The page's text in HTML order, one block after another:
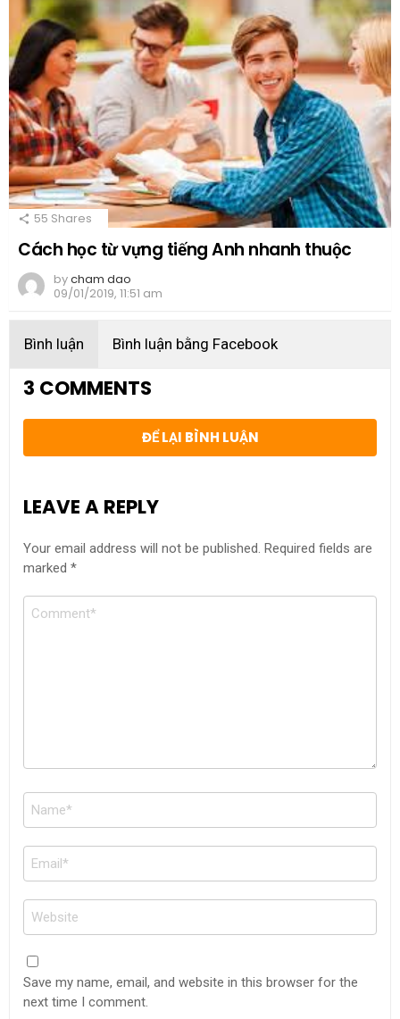
55 Shares
Cách học từ vựng tiếng Anh nhanh thuộc
bycham dao
09/01/2019, 11:51 am
Bình luận Bình luận bằng Facebook
3 COMMENTS
ĐỂ LẠI BÌNH LUẬN
LEAVE A REPLY
Your email address will not be published. Required fields are
marked *
Comment
Name
*
Email
*
Website
Save my name, email, and website in this browser for the
next time I comment.